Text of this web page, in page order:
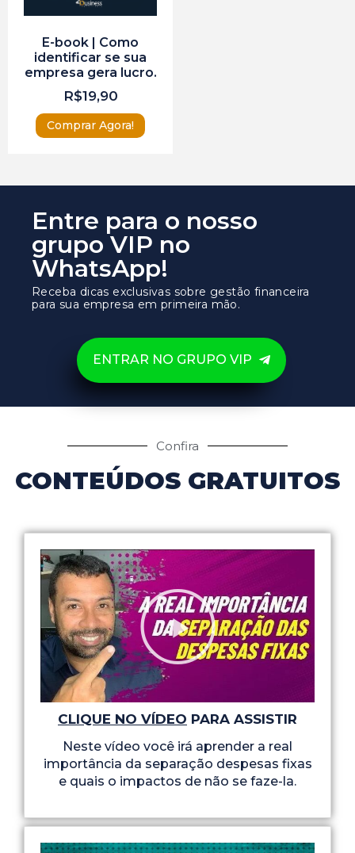
E-book | Como
identificar se sua
empresa gera lucro.
R$19,90
Comprar Agora!
Entre para o nosso
grupo VIP no
WhatsApp!
Receba dicas exclusivas sobre gestão financeira
para sua empresa em primeira mão.
ENTRAR NO GRUPO VIP
Confira
CONTEÚDOS GRATUITOS
CLIQUE NO VÍDEO PARA ASSISTIR
Neste vídeo você irá aprender a real
importância da separação despesas fixas
e quais o impactos de não se faze-la.